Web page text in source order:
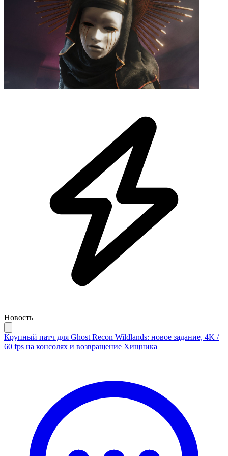
Новость
Крупный патч для Ghost Recon Wildlands: новое задание, 4K /
60 fps на консолях и возвращение Хищника